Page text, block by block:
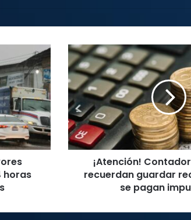
horas
¡Atención!
Contadores
Públicos
recuerdan
guardar
recibos
cuando
se
pagan
impuestos¡Atención!
recuerdan guardar
se pagan